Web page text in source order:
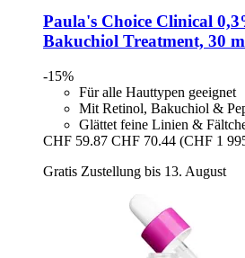
Paula's Choice Clinical
Bakuchiol Treatment, 30
-15%
Für alle Hauttypen geeignet
Mit Retinol, Bakuchiol &
Glättet feine Linien &
CHF 59.87 CHF 70.44 (CHF 1
Gratis Zustellung bis 13. August